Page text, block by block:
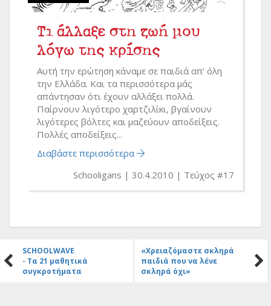
Τι άλλαξε στη ζωή μου
λόγω της κρίσης
Αυτή την ερώτηση κάναμε σε παιδιά απ’ όλη
την Ελλάδα. Και τα περισσότερα μάς
απάντησαν ότι έχουν αλλάξει πολλά.
Παίρνουν λιγότερο χαρτζιλίκι, βγαίνουν
λιγότερες βόλτες και μαζεύουν αποδείξεις.
Πολλές αποδείξεις...
Διαβάστε περισσότερα
Schooligans
30.4.2010 Τεύχος #17
SCHOOLWAVE
- Τα 21 μαθητικά
συγκροτήματα
«Χρειαζόμαστε σκληρά
παιδιά που να λένε
σκληρά όχι»